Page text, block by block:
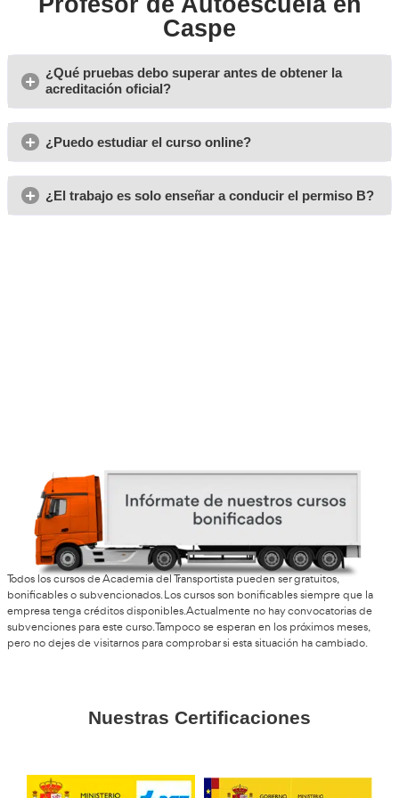
usuarios de la vía y la sostenibilidad
La labor del profesor no solo consiste en
técnicos; también incluyemantenerse al día con
regulaciones de tráfico, metodologías
tecnológicos relacionados con la conducción.
constante es esencial para adaptarse a los
el sector de la formación vial y así garantizar una
moderna, segura y eficaz.
Caspe
Rosa, de Caspe
Si te gusta tratar con gente, este trabajo engancha. Cada
diferente y te ríes mucho.
Luismi, de Madrid
Lo recomiendo porque te abre puertas rápido. Yo tardé